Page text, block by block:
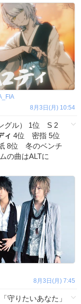
8月3日(月) 10:54
グル） 1位 S 2
ィ 4位 密指 5位
8位 冬のベンチ
の曲はALTに
8月3日(月) 7:45
守りたいあなた」